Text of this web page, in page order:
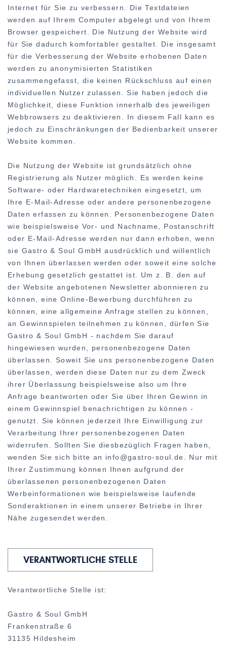
Internet für Sie zu verbessern. Die Textdateien
werden auf Ihrem Computer abgelegt und von Ihrem
Browser gespeichert. Die Nutzung der Website wird
für Sie dadurch komfortabler gestaltet. Die insgesamt
für die Verbesserung der Website erhobenen Daten
werden zu anonymisierten Statistiken
zusammengefasst, die keinen Rückschluss auf einen
individuellen Nutzer zulassen. Sie haben jedoch die
Möglichkeit, diese Funktion innerhalb des jeweiligen
Webbrowsers zu deaktivieren. In diesem Fall kann es
jedoch zu Einschränkungen der Bedienbarkeit unserer
Website kommen.
Die Nutzung der Website ist grundsätzlich ohne
Registrierung als Nutzer möglich. Es werden keine
Software- oder Hardwaretechniken eingesetzt, um
Ihre E-Mail-Adresse oder andere personenbezogene
Daten erfassen zu können. Personenbezogene Daten
wie beispielsweise Vor- und Nachname, Postanschrift
oder E-Mail-Adresse werden nur dann erhoben, wenn
sie Gastro & Soul GmbH ausdrücklich und willentlich
von Ihnen überlassen werden oder soweit eine solche
Erhebung gesetzlich gestattet ist. Um z. B. den auf
der Website angebotenen Newsletter abonnieren zu
können, eine Online-Bewerbung durchführen zu
können, eine allgemeine Anfrage stellen zu können,
an Gewinnspielen teilnehmen zu können, dürfen Sie
Gastro & Soul GmbH - nachdem Sie darauf
hingewiesen wurden, personenbezogene Daten
überlassen. Soweit Sie uns personenbezogene Daten
überlassen, werden diese Daten nur zu dem Zweck
ihrer Überlassung beispielsweise also um Ihre
Anfrage beantworten oder Sie über Ihren Gewinn in
einem Gewinnspiel benachrichtigen zu können -
genutzt. Sie können jederzeit Ihre Einwilligung zur
Verarbeitung Ihrer personenbezogenen Daten
widerrufen. Sollten Sie diesbezüglich Fragen haben,
wenden Sie sich bitte an info@gastro-soul.de. Nur mit
Ihrer Zustimmung können Ihnen aufgrund der
überlassenen personenbezogenen Daten
Werbeinformationen wie beispielsweise laufende
Sonderaktionen in einem unserer Betriebe in Ihrer
Nähe zugesendet werden.
VERANTWORTLICHE STELLE
Verantwortliche Stelle ist:
Gastro & Soul GmbH
Frankenstraße 6
31135 Hildesheim